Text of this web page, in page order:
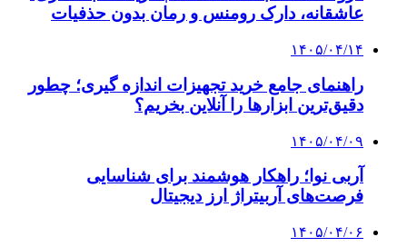
بازدید وزیر راه از غرفه ایران در اجلاس کشورهای
۱۴۰۴/۰۵/۰۶
زائران بازگشت به کشور را به روزهای اوج
۱۴۰۴/۰۵/۰۵
صادق: برخی تایید صلاحیت‌ها در نظام مهندسی